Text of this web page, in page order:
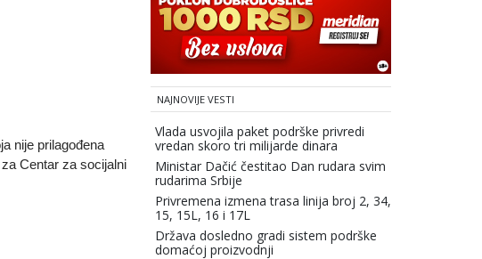
nije prilagođena
Centar za socijalni
NAJNOVIJE VESTI
Vlada usvojila paket podrške privredi
vredan skoro tri milijarde dinara
Ministar Dačić čestitao Dan rudara svim
rudarima Srbije
Privremena izmena trasa linija broj 2, 34,
15, 15L, 16 i 17L
Država dosledno gradi sistem podrške
domaćoj proizvodnji